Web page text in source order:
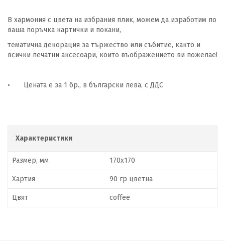
В хармония с цвета на избрания плик, можем да изработим по
ваша поръчка картички и покани,
тематична декорация за тържество или събитие, както и
всички печатни аксесоари, които въображението ви пожелае!
• Цената е за 1 бр., в български лева, с ДДС
Характеристики
Размер, мм 170x170
Хартия 90 гр цветна
Цвят coffee